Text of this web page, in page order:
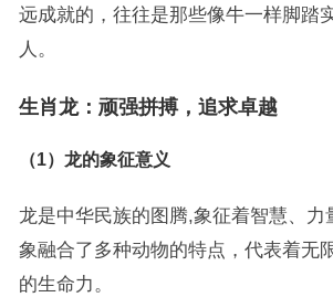
远成就的，往往是那些像牛一样脚踏
人。
生肖龙：顽强拼搏，追求卓越
（1）龙的象征意义
龙是中华民族的图腾,象征着智慧、力
象融合了多种动物的特点，代表着无
的生命力。